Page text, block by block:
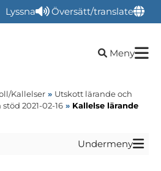
Lyssna Översätt/translate
Öppna
Meny
Kallelser » Utskott lärande och
2021-02-16 » Kallelse lärande
Undermeny